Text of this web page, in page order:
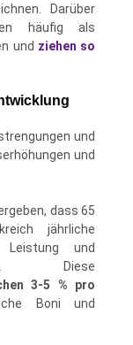
Darüber
häufig als
und ziehen so
und
und
dass 65
jährliche
Leistung und
Diese
3-5 % pro
Boni und